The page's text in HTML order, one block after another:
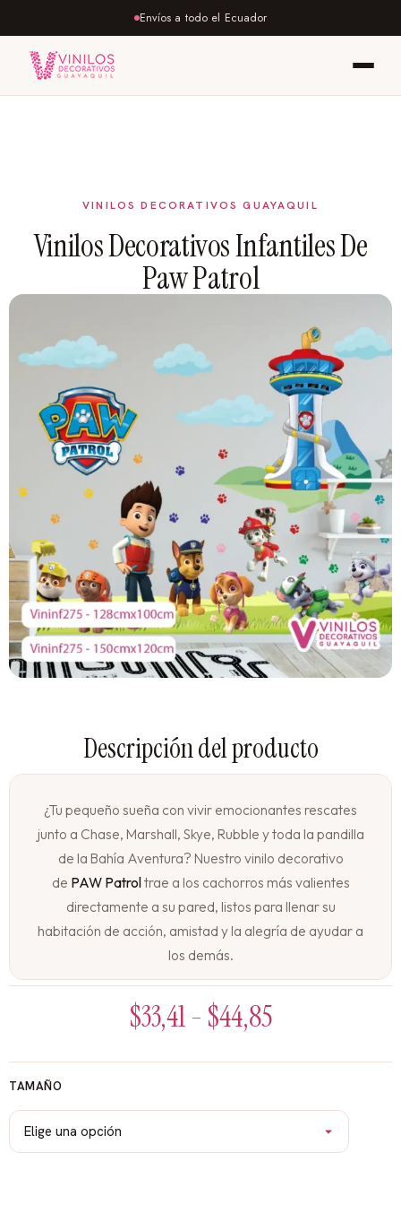
Envíos a todo el Ecuador
Vinilos Decorativos Infantiles De
Paw Patrol
¿Tu pequeño sueña con vivir emocionantes rescates
junto a Chase, Marshall, Skye, Rubble y toda la pandilla
de la Bahía Aventura? Nuestro vinilo decorativo
de PAW Patroltrae a los cachorros más valientes
directamente a su pared, listos para llenar su
habitación de acción, amistad y la alegría de ayudar a
los demás.
En una vibrante escena llena de color y movimiento,
para una nueva misión. Chase, con su uniforme de
adorable dálmata bombero, está listo con su casco
rojo. Skye, la valiente piloto, vuela sobre ellos con sus
$33,41 - $44,85
TAMAÑO